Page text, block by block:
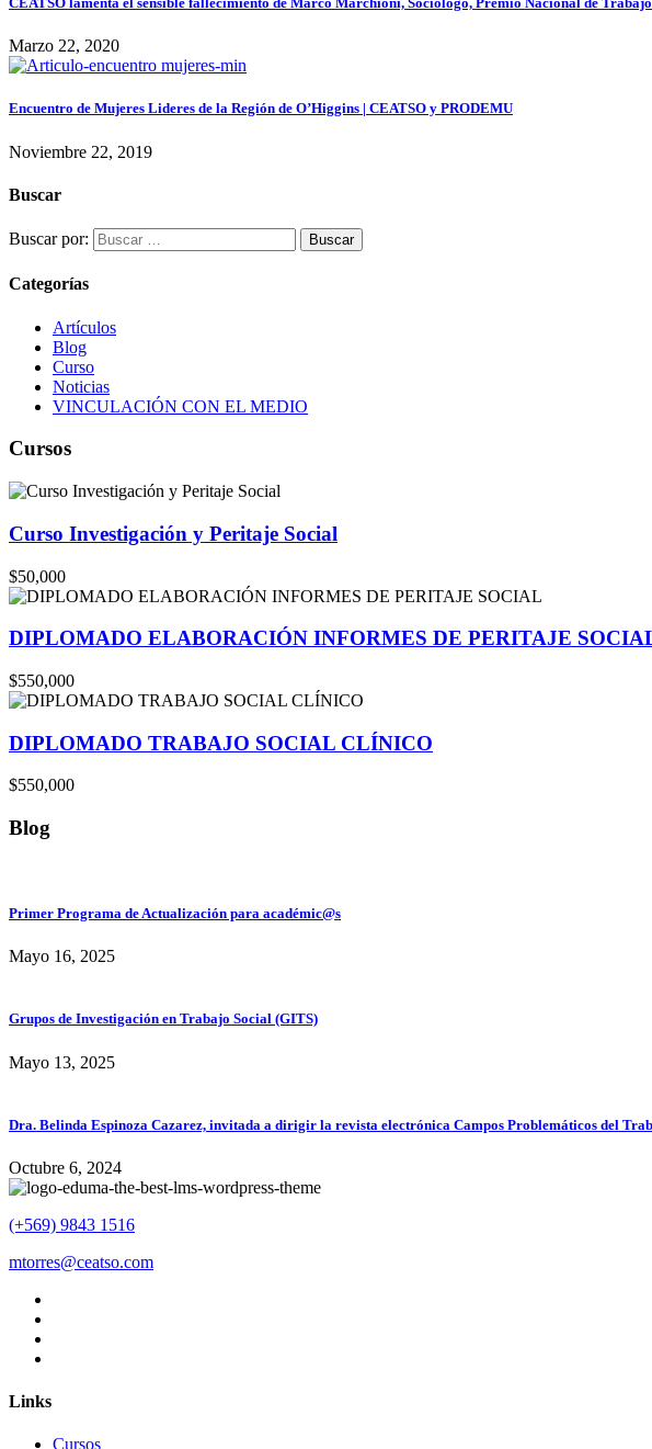
Marzo 22, 2020
Encuentro de Mujeres Lideres de la Región de O’Higgins | CEATSO y PRODEMU
Noviembre 22, 2019
Buscar
Buscar por:
Categorías
Artículos
Blog
Curso
Noticias
VINCULACIÓN CON EL MEDIO
Cursos
Curso Investigación y Peritaje Social
$50,000
DIPLOMADO ELABORACIÓN INFORMES DE PERITAJE
$550,000
DIPLOMADO TRABAJO SOCIAL CLÍNICO
$550,000
Blog
Primer Programa de Actualización para académic@s
Mayo 16, 2025
Grupos de Investigación en Trabajo Social (GITS)
Mayo 13, 2025
Dra. Belinda Espinoza Cazarez, invitada a dirigir la revista electrónica Campos Problemáticos del
Octubre 6, 2024
(+569) 9843 1516
mtorres@ceatso.com
Links
Cursos